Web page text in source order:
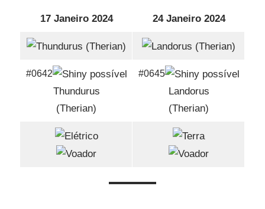
17 Janeiro 2024
#0642
Thundurus
(Therian)
24 Janeiro 2024
#0645
Landorus
(Therian)